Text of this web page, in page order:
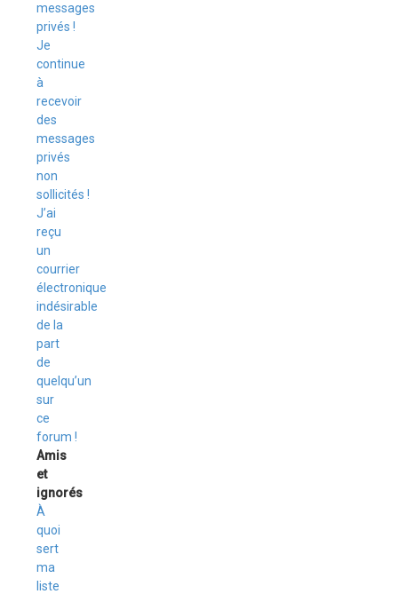
messages
privés !
Je
continue
à
recevoir
des
messages
privés
non
sollicités !
J’ai
reçu
un
courrier
électronique
indésirable
de la
part
de
quelqu’un
sur
ce
forum !
Amis
et
ignorés
À
quoi
sert
ma
liste